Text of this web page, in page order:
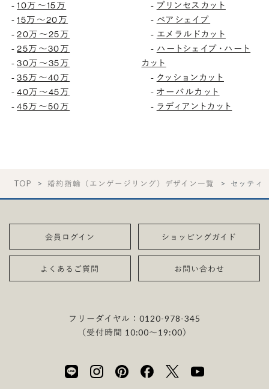
-10万〜15万
-15万〜20万
-20万〜25万
-25万〜30万
-30万〜35万
-35万〜40万
-40万〜45万
-45万〜50万
- プリンセスカット
- ペアシェイプ
- エメラルドカット
- ハートシェイプ・ハート
カット
- クッションカット
- オーバルカット
- ラディアントカット
TOP 婚約指輪（エンゲージリング）デザイン一覧 セッティ
会員ログイン ショッピングガイド
よくあるご質問 お問い合わせ
フリーダイヤル：0120-978-345
（受付時間 10:00〜19:00）